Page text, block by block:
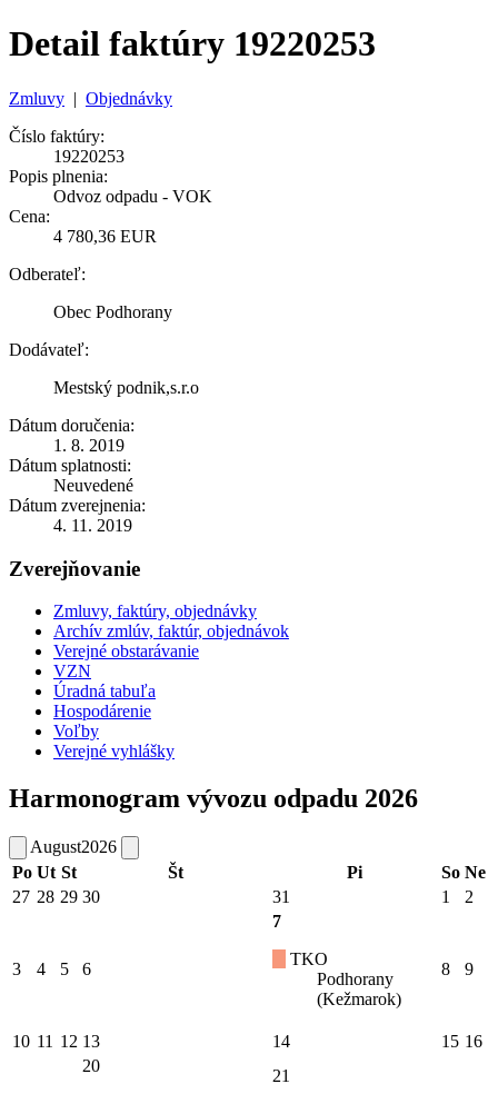
Detail faktúry 19220253
Zmluvy | Objednávky
Číslo faktúry:
19220253
Popis plnenia:
Odvoz odpadu - VOK
Cena:
4 780,36 EUR
Odberateľ:
Obec Podhorany
Dodávateľ:
Mestský podnik,s.r.o
Dátum doručenia:
1. 8. 2019
Dátum splatnosti:
Neuvedené
Dátum zverejnenia:
4. 11. 2019
Zverejňovanie
Zmluvy, faktúry, objednávky
Archív zmlúv, faktúr, objednávok
Verejné obstarávanie
VZN
Úradná tabuľa
Hospodárenie
Voľby
Verejné vyhlášky
Harmonogram vývozu odpadu 2026
August2026
Po Ut St Št Pi So Ne
27 28 29 30 31 1 2
3 4 5 6
7
TKO
Podhorany
(Kežmarok)
8 9
10 11 12 13 14 15 16
20
21